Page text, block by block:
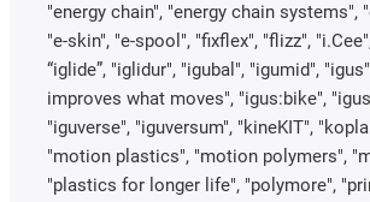
"energy chain", "energy chain systems",
"e-skin", "e-spool", "fixflex", "flizz",
“iglide”, "iglidur", "igubal", "igumid",
improves what moves", "igus:bike",
"iguverse", "iguversum", "kineKIT",
"motion plastics", "motion polymers",
"plastics for longer life", "polymore",